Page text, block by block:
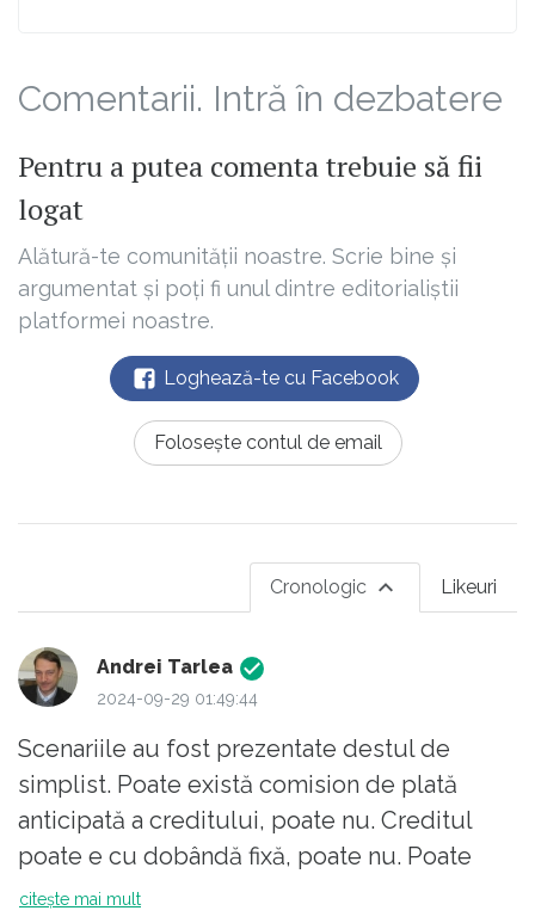
Comentarii. Intră în dezbatere
Pentru a putea comenta trebuie să fii
logat
Alătură-te comunității noastre. Scrie bine și
argumentat și poți fi unul dintre editorialiștii
platformei noastre.
Loghează-te cu Facebook
Folosește contul de email
Likeuri
Cronologic
Andrei Tarlea
2024-09-29 01:49:44
Scenariile au fost prezentate destul de
simplist. Poate există comision de plată
anticipată a creditului, poate nu. Creditul
poate e cu dobândă fixă, poate nu. Poate
există oportunități de refinanțare avantajoasă
citește mai mult